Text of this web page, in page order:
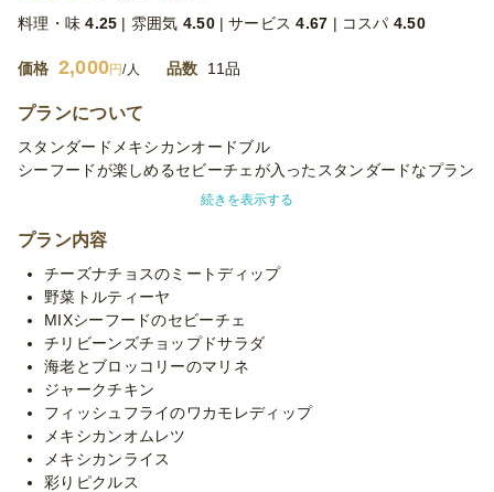
料理・味 4.25 雰囲気 4.50 サービス 4.67 コスパ 4.50
価格 2,000円/人 品数 11品
プランについて
スタンダードメキシカンオードブル
シーフードが楽しめるセビーチェが入ったスタンダードなプラン
頂けるケータリングをお楽しみ頂けます。
※使い捨て容器でお届けするデリバリープランです。設置・配
膳・撤収等のサービスはついておりません。
※「10卓に配置」などお客様ご指定の数の卓に配置する場合、
追加容器代金をいただいたり、容器が変更になる場合がございま
す。予めご了承くださいませ。
※季節毎の仕入れによりメニューが変わる場合がございます。予
めご了承ください。
※プランに記載のあるメニュー以外もご対応が可能です。お気軽
に御相談ください。
続きを表示する
プラン内容
チーズナチョスのミートディップ
野菜トルティーヤ
MIXシーフードのセビーチェ
チリビーンズチョップドサラダ
海老とブロッコリーのマリネ
ジャークチキン
フィッシュフライのワカモレディップ
メキシカンオムレツ
メキシカンライス
彩りピクルス